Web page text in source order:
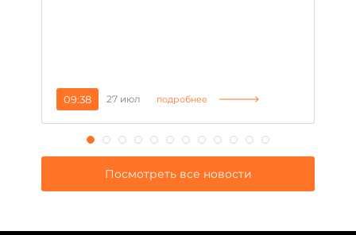
09:38 27 июл подробнее
Посмотреть все новости